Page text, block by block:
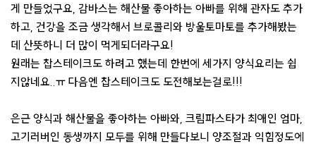
게 만들었구요, 감바스는 해산물 좋아하는 아빠를 위해 관자도 추가
하고, 건강을 조금 생각해서 브로콜리와 방울토마토를 추가해봤는
데 산뜻하니 더 많이 먹게되더라구요!
원래는 찹스테이크도 하려고 했는데 한번에 세가지 양식요리는 쉽
지않네요..ㅠ 다음엔 찹스테이크도 도전해보는걸로!!!
은근 양식과 해산물을 좋아하는 아빠와, 크림파스타가 최애인 엄마,
고기러버인 동생까지 모두를 위해 만들다보니 양조절과 익힘정도에